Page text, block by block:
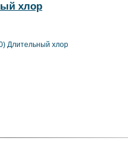
хлор
Длительный хлор